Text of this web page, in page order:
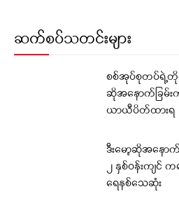
ဆက်စပ်သတင်းများ
စစ်အုပ်စုတပ်ရဲ့တို
ဆိုအနောက်ခြမ်း
ယာယီပိတ်ထားရ
ဒီးမော့ဆိုအနော
၂ နှစ်ဝန်းကျင်
ရေနစ်သေဆုံး